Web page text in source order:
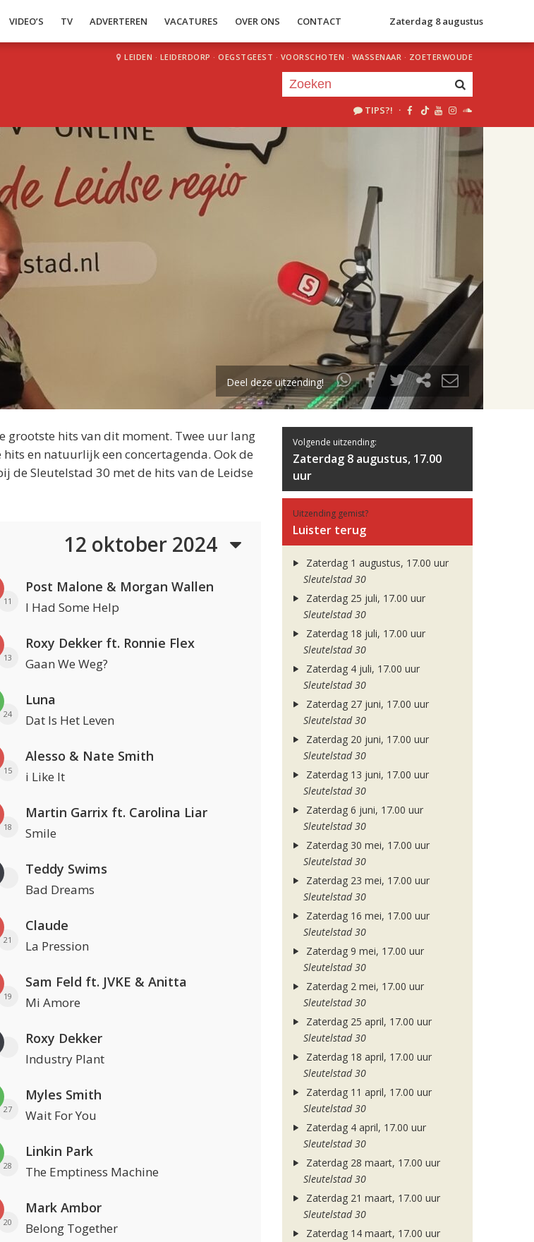
VIDEO’S TV ADVERTEREN VACATURES OVER ONS CONTACT Zaterdag 8 augustus
LEIDEN · LEIDERDORP · OEGSTGEEST · VOORSCHOTEN · WASSENAAR · ZOETERWOUDE
TIPS?! ·
uur 1 van 2
Volgend uur
Deel deze uitzending!
grootste hits van dit moment. Twee uur lang
en natuurlijk een concertagenda. Ook de
de Sleutelstad 30 met de hits van de Leidse
12 oktober 2024
11
Post Malone & Morgan Wallen
I Had Some Help
13
Roxy Dekker ft. Ronnie Flex
Gaan We Weg?
24
Luna
Dat Is Het Leven
15
Alesso & Nate Smith
i Like It
18
Martin Garrix ft. Carolina Liar
Smile
Teddy Swims
Bad Dreams
21
Claude
La Pression
19
Sam Feld ft. JVKE & Anitta
Mi Amore
Roxy Dekker
Industry Plant
27
Myles Smith
Wait For You
28
Linkin Park
The Emptiness Machine
20
Mark Ambor
Belong Together
Volgende uitzending:
Zaterdag 8 augustus, 17.00
uur
Uitzending gemist?
Luister terug
Zaterdag 1 augustus, 17.00 uur
Sleutelstad 30
Zaterdag 25 juli, 17.00 uur
Sleutelstad 30
Zaterdag 18 juli, 17.00 uur
Sleutelstad 30
Zaterdag 4 juli, 17.00 uur
Sleutelstad 30
Zaterdag 27 juni, 17.00 uur
Sleutelstad 30
Zaterdag 20 juni, 17.00 uur
Sleutelstad 30
Zaterdag 13 juni, 17.00 uur
Sleutelstad 30
Zaterdag 6 juni, 17.00 uur
Sleutelstad 30
Zaterdag 30 mei, 17.00 uur
Sleutelstad 30
Zaterdag 23 mei, 17.00 uur
Sleutelstad 30
Zaterdag 16 mei, 17.00 uur
Sleutelstad 30
Zaterdag 9 mei, 17.00 uur
Sleutelstad 30
Zaterdag 2 mei, 17.00 uur
Sleutelstad 30
Zaterdag 25 april, 17.00 uur
Sleutelstad 30
Zaterdag 18 april, 17.00 uur
Sleutelstad 30
Zaterdag 11 april, 17.00 uur
Sleutelstad 30
Zaterdag 4 april, 17.00 uur
Sleutelstad 30
Zaterdag 28 maart, 17.00 uur
Sleutelstad 30
Zaterdag 21 maart, 17.00 uur
Sleutelstad 30
Zaterdag 14 maart, 17.00 uur